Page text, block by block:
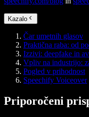
Kazalo
Čar umetnih glasov
Praktična raba: od
Izzivi: deepfake in
Vpliv na industrijo:
Pogled v prihodnost
Speechify Voiceover
Priporočeni